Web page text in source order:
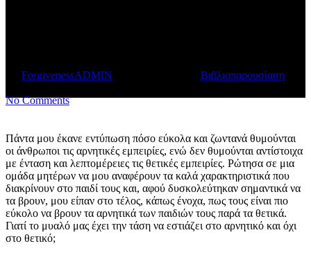
ForgivenessADMIN Βιβλιοπαρουσίαση
No Comments
Πάντα μου έκανε εντύπωση πόσο εύκολα και ζωντανά θυμούνται
οι άνθρωποι τις αρνητικές εμπειρίες, ενώ δεν θυμούνται αντίστοιχα
με ένταση και λεπτομέρειες τις θετικές εμπειρίες. Ρώτησα σε μια
ομάδα μητέρων να μου αναφέρουν τα καλά χαρακτηριστικά που
διακρίνουν στο παιδί τους και, αφού δυσκολεύτηκαν σημαντικά να
τα βρουν, μου είπαν στο τέλος, κάπως ένοχα, πως τους είναι πιο
εύκολο να βρουν τα αρνητικά των παιδιών τους παρά τα θετικά.
Γιατί το μυαλό μας έχει την τάση να εστιάζει στο αρνητικό και όχι
στο θετικό;